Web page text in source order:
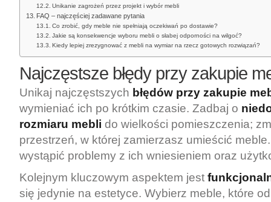
Unikanie zagrożeń przez projekt i wybór mebli
FAQ – najczęściej zadawane pytania
Co zrobić, gdy meble nie spełniają oczekiwań po dostawie?
Jakie są konsekwencje wyboru mebli o słabej odporności na wilgoć?
Kiedy lepiej zrezygnować z mebli na wymiar na rzecz gotowych rozwiązań?
Najczęstsze błędy przy zakupie
Unikaj najczęstszych błędów przy zakupie
wymieniać ich po krótkim czasie. Zadbaj o
rozmiaru mebli do wielkości pomieszczenia;
przestrzeń, w której zamierzasz umieścić
wystąpić problemy z ich wniesieniem oraz
Kolejnym kluczowym aspektem jest
się jedynie na estetyce. Wybierz meble, które